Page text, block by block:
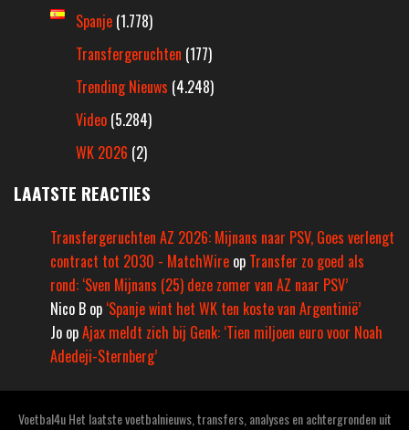
Spanje (1.778)
Transfergeruchten (177)
Trending Nieuws (4.248)
Video (5.284)
WK 2026 (2)
LAATSTE REACTIES
Transfergeruchten AZ 2026: Mijnans naar PSV, Goes verlengt
contract tot 2030 - MatchWire op Transfer zo goed als
rond: ‘Sven Mijnans (25) deze zomer van AZ naar PSV’
Nico B op ‘Spanje wint het WK ten koste van Argentinië’
Jo opAjax meldt zich bij Genk: ‘Tien miljoen euro voor Noah
Adedeji-Sternberg’
Voetbal4u Het laatste voetbalnieuws, transfers, analyses en achtergronden uit